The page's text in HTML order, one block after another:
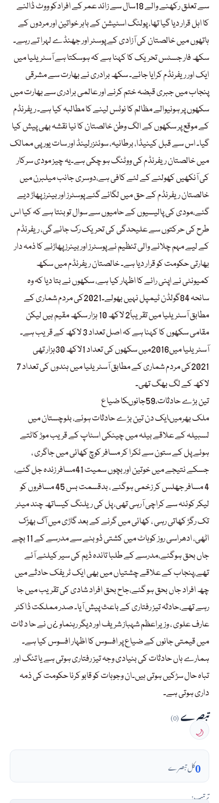
سے تعلق رکھنے والے 18سال سے زائد عمر کے افرادکو ووٹ ڈالنے
کا اہل قرار دیا گیا تھا، پولنگ اسٹیشن کے باہر خواتین اور مردوں کے
ہاتھوں میں خالصتان کی آزادی کے پوسٹر اور جھنڈے لہرا تے رہے۔
سکھ فار جسٹس تحریک کا کہنا ہے کہ ہوسکتا ہے آسٹریلیا میں
ایک اور ریفرنڈم کرایا جائے۔ سکھ برادری نے بھارت سے مشرقی
پنجاب میں جبری قبضہ ختم کرنے اور عالمی برادری سے بھارت میں
سکھوں پر ہونیوالے مظالم کا نوٹس لینے کا مطالبہ کیا ہے۔ ریفرنڈم
کے موقع پر سکھوں کے الگ وطن خالصتان کا نیا نقشہ بھی پیش کیا
گیا۔ اس سے قبل کینیڈا، برطانیہ، سوئٹزرلینڈ اور سات یورپی ممالک
میں خالصتان ریفرنڈم کی ووٹنگ ہو چکی ہے۔یہ چیز مودی سرکار
کی آنکھیں کھولنے کے لئے کافی ہے،دوسری جانب میلبرن میں
خالصتان ریفرنڈم کے حق میں لگائے گئے پوسٹرز اور بینرز پھاڑ دیے
گئے،مودی کی پالیسیوں کے حامیوں سے سوال تو بنتا ہے کہ کیا اس
طرح کی حرکتوں سے علیحدگی کی تحریک رک جائے گی، ریفرنڈم
کے لیے مہم چلانے والی تنظیم نے پوسٹرز اور بینرز پھاڑنے کا ذمہ دار
بھارتی حکومت کو قرار دیا ہے۔ خالصتان ریفرنڈم میں سکھ
کمیونٹی نے اپنی رائے کا اظہار کیا ہے، سکھوں نے بتا دیا کہ وہ
سانحہ 84گولڈن ٹیمپل نہیں بھولے۔2021کی مردم شماری کے
مطابق آسٹریلیا میں تقریباً2 لاکھ 10 ہزار سکھ مقیم ہیں لیکن
مقامی سکھوں کا کہنا ہے کہ اصل تعداد 3 لاکھ کے قریب ہے۔
آسٹریلیا میں2016میں سکھوں کی تعداد 1لاکھ 30ہزار تھی
2021کی مردم شماری کے مطابق آسٹریلیا میں ہندوں کی تعداد 7
لاکھ کے لگ بھگ تھی۔
تین بڑے حادثات،59جانوںکا ضیاع
ملک بھرمیںایک دن تین بڑے حادثات ہوئے، بلوچستان میں
لسبیلہ کے علاقے بیلہ میں چینکی اسٹاپ کے قریب موڑ کاٹتے
ہوئے پل کے ستون سے ٹکرا کر مسافر کوچ کھائی میں جاگری ،
جسکے نتیجے میں خوتین اور بچوں سمیت 41مسافر زندہ جل گئے،
4 مسافر جھلس کر زخمی ہوگئے ، بدقسمت بس 45 مسافروں کو
لیکر کوئٹہ سے کراچی آرہی تھی، پل کی ریلنگ کیساتھ چند میٹر
تک رگڑ کھاتی رہی ، کھائی میں گرنے کے بعد گاڑی میں آگ بھڑک
اٹھی، ادھراسی روز کوہاٹ میں کشتی ڈوبنے سے مدرسے کے 11 بچے
جاں بحق ہوگئے،مدرسے کے طلبا تاندہ ڈیم کی سیر کیلئے آئے
تھے،پنجاب کے علاقے چشتیاں میں بھی ایک ٹریفک حادثے میں
چھ افراد جاں بحق ہو گئے،جاح بحق افراد شادی کی تقریب میں جا
رہے تھے،حادثہ تیز رفتاری کے باعث پیش آیا۔ صدر مملکت ڈاکٹر
عارف علوی ، وزیراعظم شہباز شریف اور دیگر رہنماو ¿ں نے حا د ثات
میں قیمتی جانوں کے ضیاع پر افسوس کا اظہار افسوس کیا ہے۔
ہمارے ہاں حادثات کی بنیادی وجہ تیز رفتاری ہوتی ہے یا تنگ اور
تباہ حال سڑکیں ہوتی ہیں۔ان وجوہات کو قابو کرنا حکومت کی ذمہ
داری ہوتی ہے۔
تبصرے(0)
🌙
0کل تبصرے
ترتیب: